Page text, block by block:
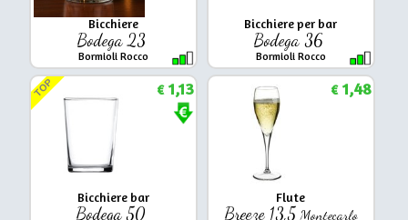
Bicchiere
Bodega 23
Bormioli Rocco
Bicchiere per bar
Bodega 36
Bormioli Rocco
Bicchiere bar
Bodega 50
TOP €1,13
Flute
Breeze 13,5 Montecarlo
€1,48